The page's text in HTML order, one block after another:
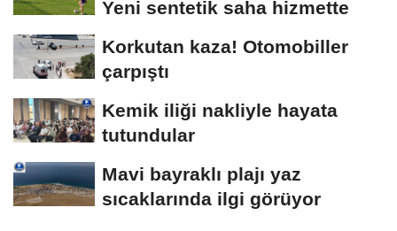
Yeni sentetik saha hizmette
Korkutan kaza! Otomobiller
çarpıştı
Kemik iliği nakliyle hayata
tutundular
Mavi bayraklı plajı yaz
sıcaklarında ilgi görüyor